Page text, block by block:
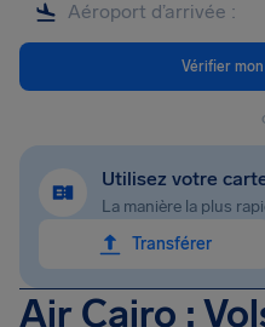
Vérifier
Utilisez votre
La manière la plus
Transférer
Air Cairo :